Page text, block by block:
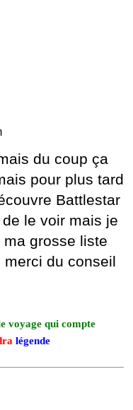
du coup ça
pour plus tard
Battlestar
le voir mais je
grosse liste
merci du conseil
voyage qui compte
légende